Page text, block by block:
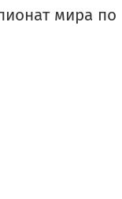
мира по